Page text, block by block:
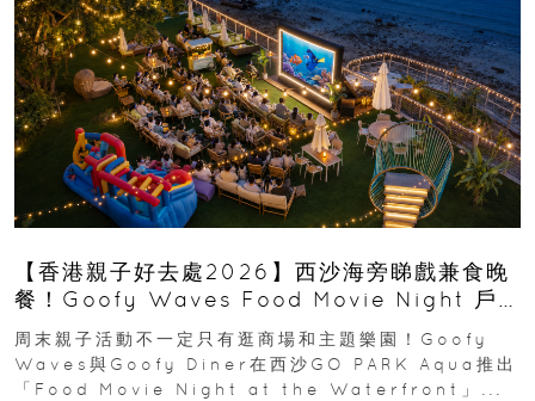
【香港親子好去處2026】西沙海旁睇戲兼食晚
餐！Goofy Waves Food Movie Night 戶
外影院逢週末登場
周末親子活動不一定只有逛商場和主題樂園！Goofy
Waves與Goofy Diner在西沙GO PARK Aqua推出
「Food Movie Night at the Waterfront」...